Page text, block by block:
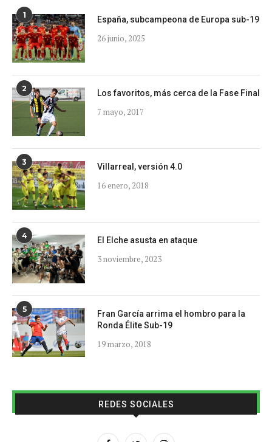
1 España, subcampeona de Europa sub-19
26 junio, 2025
2 Los favoritos, más cerca de la Fase Final
7 mayo, 2017
3 Villarreal, versión 4.0
16 enero, 2018
4 El Elche asusta en ataque
3 noviembre, 2023
5
Fran García arrima el hombro para la
Ronda Élite Sub-19
19 marzo, 2018
REDES SOCIALES